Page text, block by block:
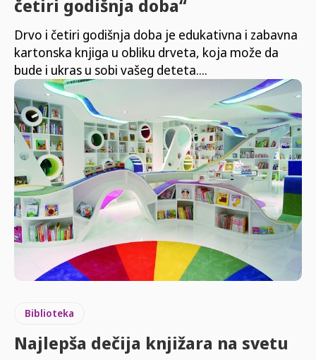
četiri godišnja doba“
Drvo i četiri godišnja doba je edukativna i zabavna
kartonska knjiga u obliku drveta, koja može da
bude i ukras u sobi vašeg deteta....
Biblioteka
Najlepša dečija knjižara na svetu